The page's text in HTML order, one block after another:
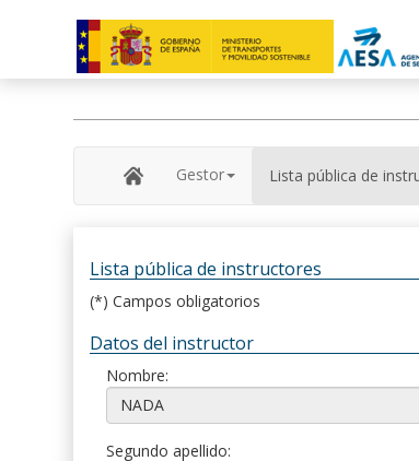
Gestor Lista pública de
Lista pública de instructores
(*) Campos obligatorios
Datos del instructor
Nombre:
Segundo apellido: